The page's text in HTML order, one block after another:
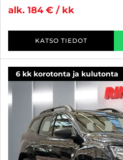
alk. 184 € / kk
KATSO TIEDOT
6 kk korotonta ja kulutonta